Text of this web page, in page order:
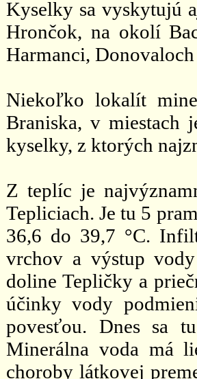
Kyselky sa vyskytujú
Hrončok, na okolí
Harmanci,
Niekoľko lokalít
Braniska, v miestach
kyselky, z ktorých
Z teplíc je
Tepliciach. Je tu 5
36,6 do 39,7 °C.
vrchov a výstup
doline Tepličky a
účinky vody
povesťou. Dnes sa
Minerálna voda má
choroby látkovej